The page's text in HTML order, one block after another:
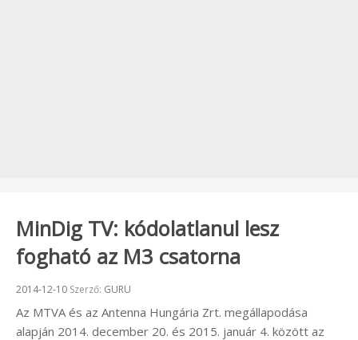
MinDig TV: kódolatlanul lesz
fogható az M3 csatorna
Beküldve:
2014-12-10 Szerző: GURU
Az MTVA és az Antenna Hungária Zrt. megállapodása
alapján 2014. december 20. és 2015. január 4. között az